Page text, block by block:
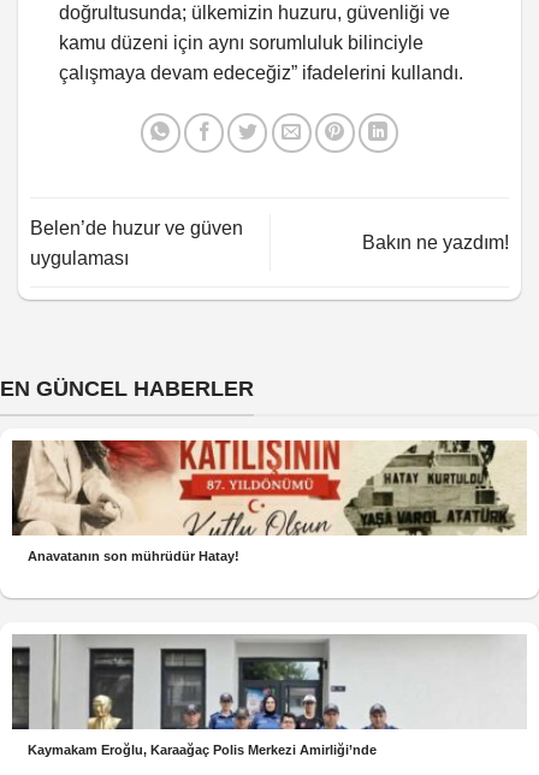
doğrultusunda; ülkemizin huzuru, güvenliği ve
kamu düzeni için aynı sorumluluk bilinciyle
çalışmaya devam edeceğiz” ifadelerini kullandı.
Belen’de huzur ve güven
uygulaması
Bakın ne yazdım!
EN GÜNCEL HABERLER
Anavatanın son mührüdür Hatay!
Kaymakam Eroğlu, Karaağaç Polis Merkezi Amirliği’nde